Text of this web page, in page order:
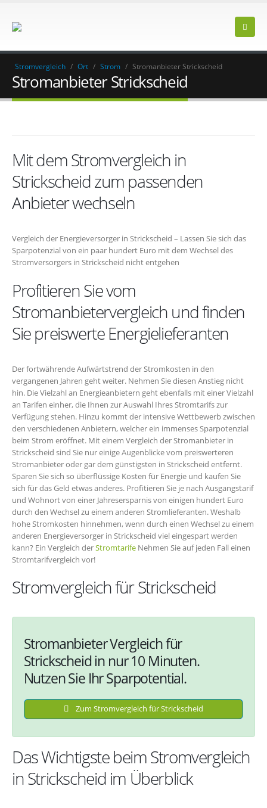
Stromvergleich / Ort / Strom / Stromanbieter Strickscheid
Stromanbieter Strickscheid
Mit dem Stromvergleich in
Strickscheid zum passenden
Anbieter wechseln
Vergleich der Energieversorger in Strickscheid – Lassen Sie sich das
Sparpotenzial von ein paar hundert Euro mit dem Wechsel des
Stromversorgers in Strickscheid nicht entgehen
Profitieren Sie vom
Stromanbietervergleich und finden
Sie preiswerte Energielieferanten
Der fortwährende Aufwärtstrend der Stromkosten in den
vergangenen Jahren geht weiter. Nehmen Sie diesen Anstieg nicht
hin. Die Vielzahl an Energieanbietern geht ebenfalls mit einer Vielzahl
an Tarifen einher, die Ihnen zur Auswahl Ihres Stromtarifs zur
Verfügung stehen. Hinzu kommt der intensive Wettbewerb zwischen
den verschiedenen Anbietern, welcher ein immenses Sparpotenzial
beim Strom eröffnet. Mit einem Vergleich der Stromanbieter in
Strickscheid sind Sie nur einige Augenblicke vom preiswerteren
Stromanbieter oder gar dem günstigsten in Strickscheid entfernt.
Sparen Sie sich so überflüssige Kosten für Energie und kaufen Sie
sich für das Geld etwas anderes. Profitieren Sie je nach Ausgangstarif
und Wohnort von einer Jahresersparnis von einigen hundert Euro
durch den Wechsel zu einem anderen Stromlieferanten. Weshalb
hohe Stromkosten hinnehmen, wenn durch einen Wechsel zu einem
anderen Energieversorger in Strickscheid viel eingespart werden
kann? Ein Vergleich derStromtarife Nehmen Sie auf jeden Fall einen
Stromtarifvergleich vor!
Stromvergleich für Strickscheid
Stromanbieter Vergleich für
Strickscheid in nur 10 Minuten.
Nutzen Sie Ihr Sparpotential.
Zum Stromvergleich für Strickscheid
Das Wichtigste beim Stromvergleich
in Strickscheid im Überblick